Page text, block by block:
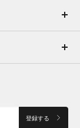
登録する